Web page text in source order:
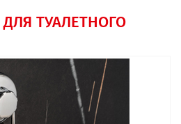
ТУАЛЕТНОГО